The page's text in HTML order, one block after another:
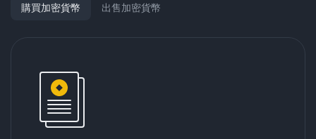
購買加密貨幣 出售加密貨幣